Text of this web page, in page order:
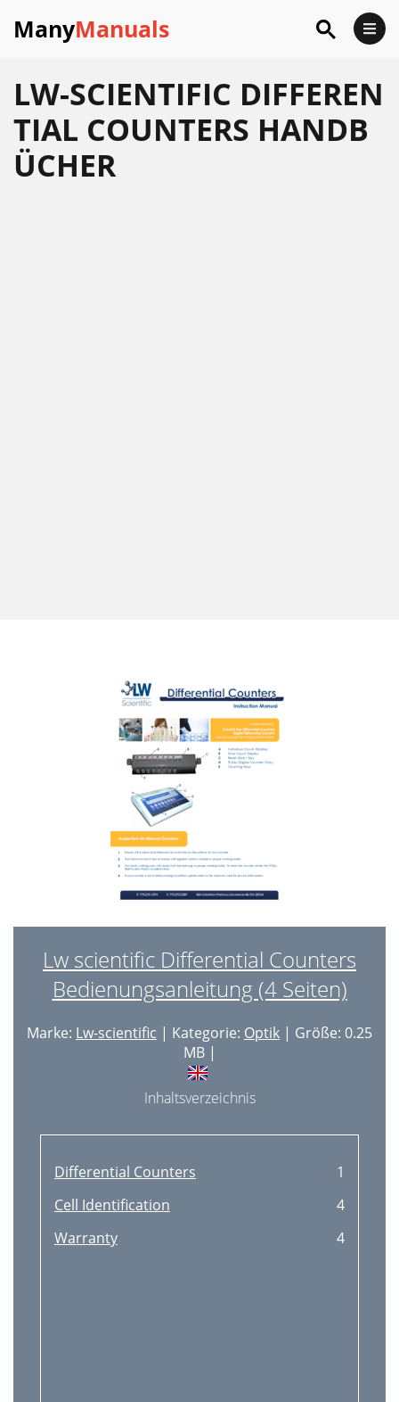
ManyManuals
LW-SCIENTIFIC DIFFEREN
TIAL COUNTERS HANDB
ÜCHER
Lw scientific Differential Counters
Bedienungsanleitung (4 Seiten)
Marke: Lw-scientific | Kategorie: Optik | Größe: 0.25
MB |
Inhaltsverzeichnis
Differential Counters
1
Cell Identification
4
Warranty
4